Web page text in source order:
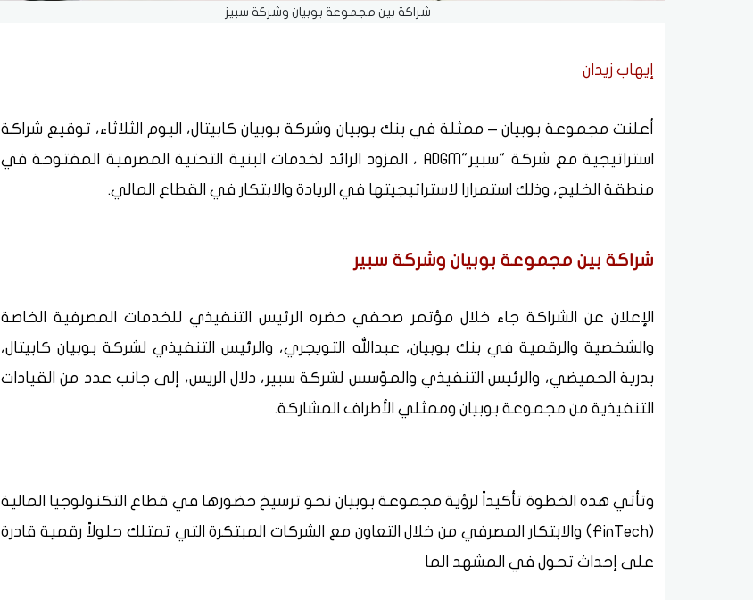
شراكة بين مجموعة بوبيان وشركة سبيز
إيهاب زيدان
أعلنت مجموعة بوبيان – ممثلة في بنك بوبيان وشركة بوبيان كابيتال، اليوم الثلاثاء، توقيع شراكة
استراتيجية مع شركة "سبير"ADGM ، المزود الرائد لخدمات البنية التحتية المصرفية المفتوحة في
منطقة الخليج، وذلك استمرارا لاستراتيجيتها في الريادة والابتكار في القطاع المالي.
شراكة بين مجموعة بوبيان وشركة سبير
الإعلان عن الشراكة جاء خلال مؤتمر صحفي حضره الرئيس التنفيذي للخدمات المصرفية الخاصة
والشخصية والرقمية في بنك بوبيان، عبدالله التويجري، والرئيس التنفيذي لشركة بوبيان كابيتال،
بدرية الحميضي، والرئيس التنفيذي والمؤسس لشركة سبير، دلال الريس، إلى جانب عدد من القيادات
التنفيذية من مجموعة بوبيان وممثلي الأطراف المشاركة.
وتأتي هذه الخطوة تأكيداً لرؤية مجموعة بوبيان نحو ترسيخ حضورها في قطاع التكنولوجيا المالية
(FinTech) والابتكار المصرفي من خلال التعاون مع الشركات المبتكرة التي تمتلك حلولاً رقمية قادرة
على إحداث تحول في المشهد الما